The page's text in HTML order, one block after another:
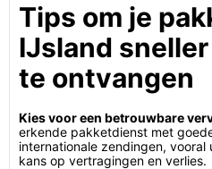
Tips om je
IJsland
te ontvangen
Kies voor een betrouwbare
erkende pakketdienst met
internationale zendingen,
kans op vertragingen en verlies.